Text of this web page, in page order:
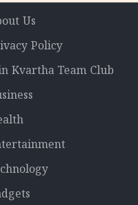
Us
Policy
Kvartha Team Club